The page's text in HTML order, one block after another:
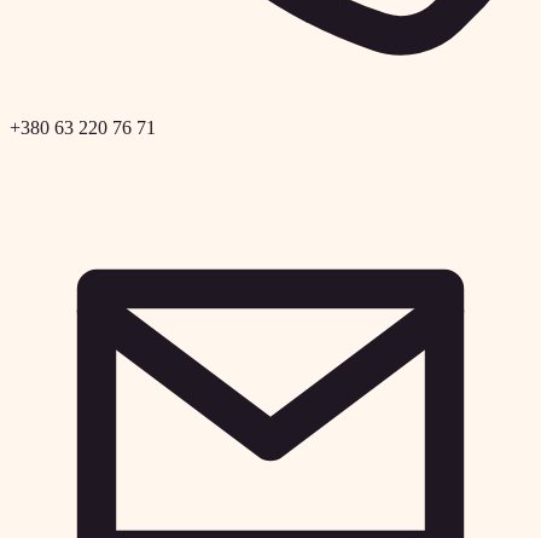
+380 63 220 76 71